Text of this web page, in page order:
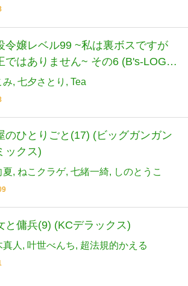
令嬢レベル99 ~私は裏ボスですが
ではありません~ その6 (B's-LOG
み 七夕さとり Tea
のひとりごと(17) (ビッグガンガン
ックス)
夏 ねこクラゲ 七緒一綺 しのとうこ
と傭兵(9) (KCデラックス)
人 叶世べんち 超法規的かえる